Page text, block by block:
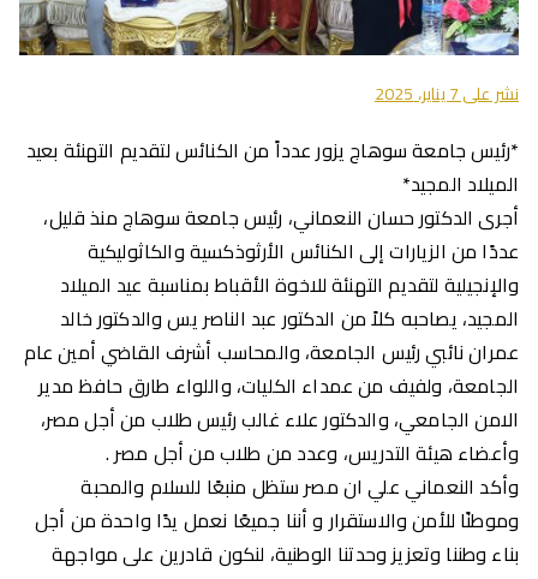
نشر على7 يناير، 2025
*رئيس جامعة سوهاج يزور عدداً من الكنائس لتقديم التهنئة بعيد
الميلاد المجيد*
أجرى الدكتور حسان النعماني، رئيس جامعة سوهاج منذ قليل،
عددًا من الزيارات إلى الكنائس الأرثوذكسية والكاثوليكية
والإنجيلية لتقديم التهنئة للاخوة الأقباط بمناسبة عيد الميلاد
المجيد، يصاحبه كلاً من الدكتور عبد الناصر يس والدكتور خالد
عمران نائبي رئيس الجامعة، والمحاسب أشرف القاضي أمين عام
الجامعة، ولفيف من عمداء الكليات، واللواء طارق حافظ مدير
الامن الجامعي، والدكتور علاء غالب رئيس طلاب من أجل مصر،
وأعضاء هيئة التدريس، وعدد من طلاب من أجل مصر .
وأكد النعماني علي ان مصر ستظل منبعًا للسلام والمحبة
وموطنًا للأمن والاستقرار و أننا جميعًا نعمل يدًا واحدة من أجل
بناء وطننا وتعزيز وحدتنا الوطنية، لنكون قادرين على مواجهة